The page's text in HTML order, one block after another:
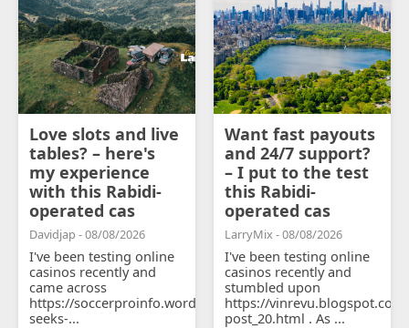
Love slots and live
tables? – here's
my experience
with this Rabidi-
operated cas
Davidjap - 08/08/2026
I've been testing online
casinos recently and
came across
https://soccerproinfo.wordpress.com/2026/07/11/courtois-
seeks-...
Want fast payouts
and 24/7 support?
– I put to the test
this Rabidi-
operated cas
LarryMix - 08/08/2026
I've been testing online
casinos recently and
stumbled upon
https://
post_20.html . As ...